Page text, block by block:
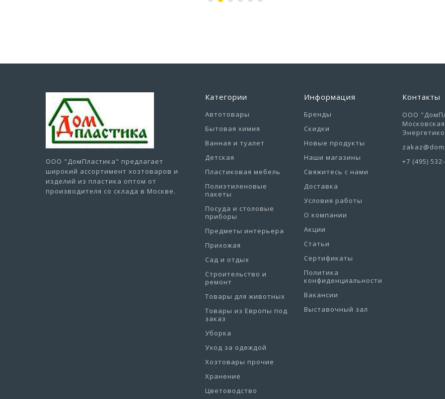
ООО "ДомПластика" предлагает
широкий ассортимент хозтоваров и
изделий из пластика оптом от
производителя со склада в Москве.
Категории
Автотовары
Бытовая химия
Ванная и туалет
Детская
Пластиковая мебель
Полиэтиленовые
пакеты
Посуда и столовые
приборы
Предметы интерьера
Прихожая
Сад и отдых
Строительство и
ремонт
Товары для животных
Товары из Европы под
заказ
Уборка
Уход за одеждой
Хозтовары прочие
Хранение
Цветоводство
Информация
Бренды
Скидки
Новые продукты
Наши магазины
Свяжитесь с нами
Доставка
Условия работы
О компании
Акции
Статьи
Сертификаты
Политика
конфиденциальности
Вакансии
Выставочный зал
Контакты
ООО
+7 (495)